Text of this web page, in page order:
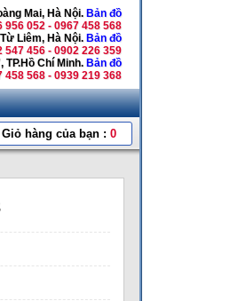
Mai, Hà Nội. Bản đồ
956 052 - 0967 458 568
Liêm, Hà Nội. Bản đồ
547 456 - 0902 226 359
TP.Hồ Chí Minh. Bản đồ
458 568 - 0939 219 368
Giỏ hàng của bạn : 0